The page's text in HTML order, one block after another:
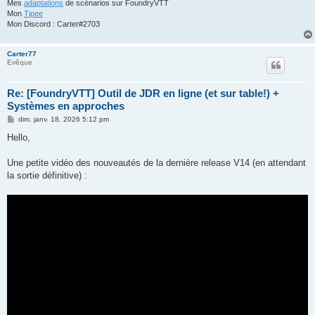
Mes adaptations de scénarios sur FoundryVTT
Mon Tipee
Mon Discord : Carter#2703
Carter77
Evêque
Re: [FoundryVTT] Outil de JDR en ligne (et sur table!) +
Systèmes en approches
M
s
g
dim. janv. 18, 2026 5:12 pm
Hello,
Une petite vidéo des nouveautés de la dernière release V14 (en attendant
la sortie définitive) :